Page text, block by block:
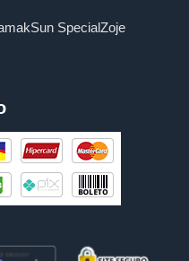
Sun SpecialZoje